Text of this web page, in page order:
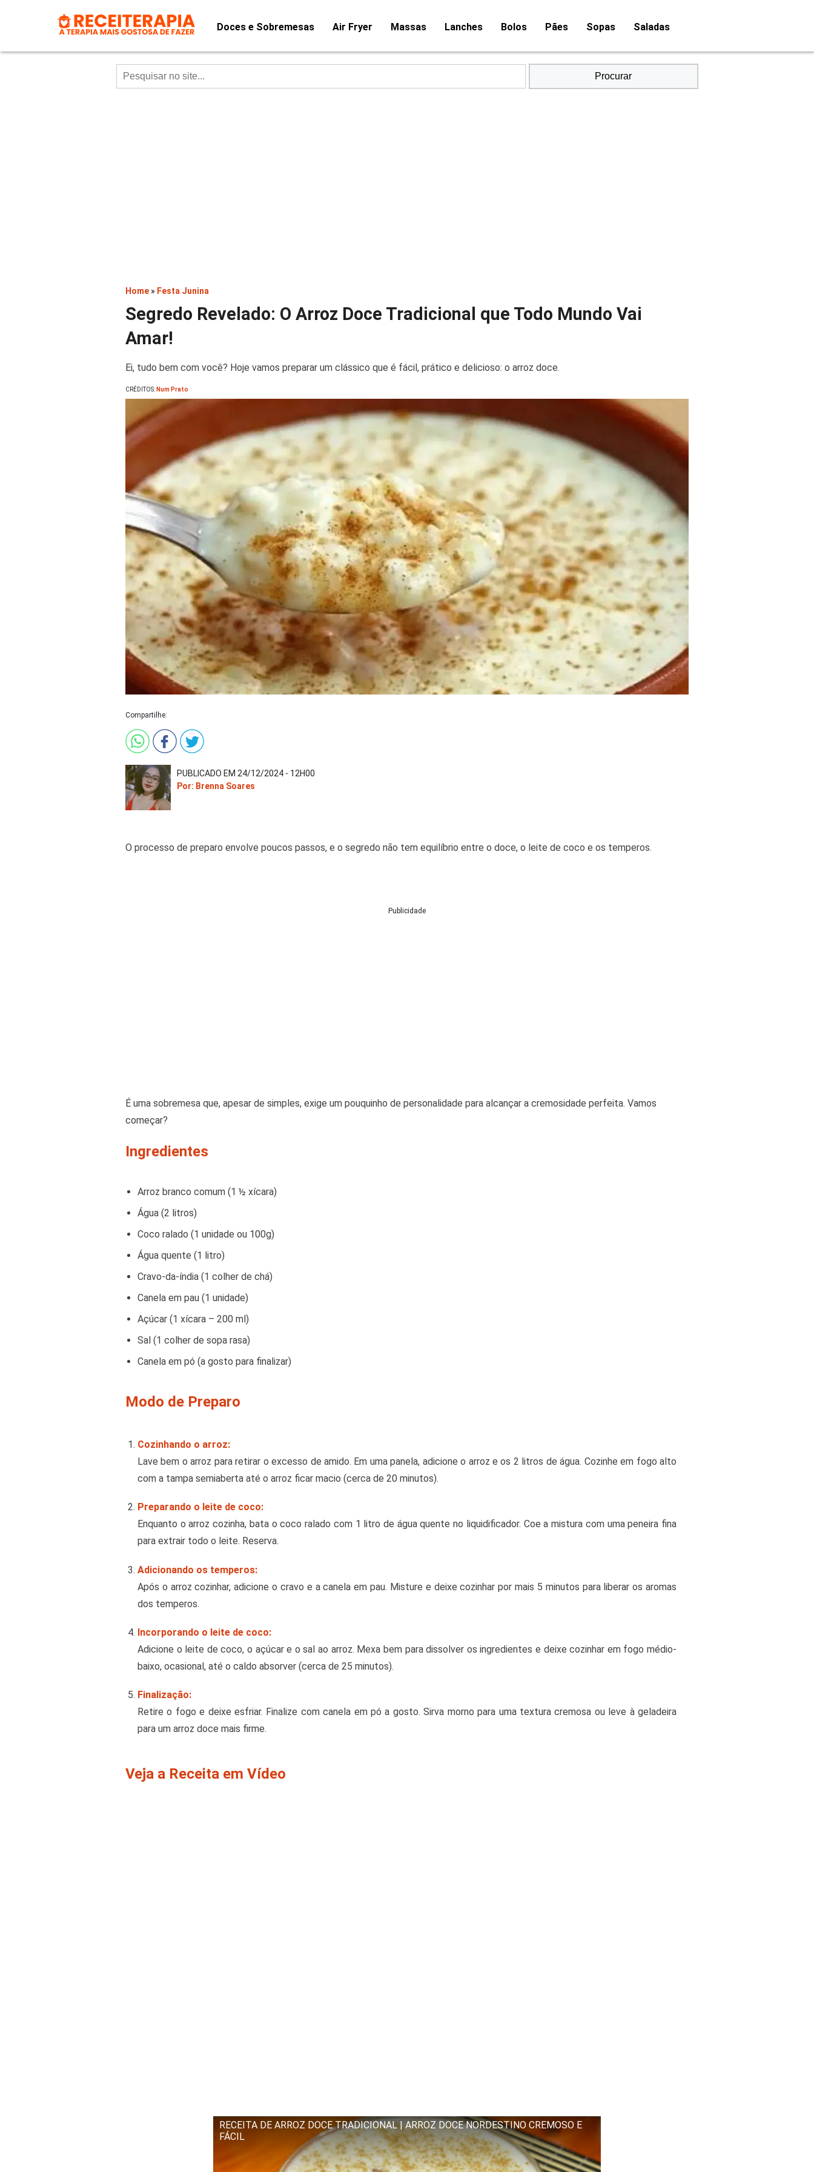
Doces e Sobremesas Air Fryer Massas Lanches Bolos Pães Sopas Saladas
Procurar
Home » Festa Junina
Segredo Revelado: O Arroz Doce Tradicional que Todo Mundo Vai
Amar!
Ei, tudo bem com você? Hoje vamos preparar um clássico que é fácil, prático e delicioso: o arroz doce.
CRÉDITOS: Num Prato
Compartilhe:
PUBLICADO EM 24/12/2024 - 12H00
Por: Brenna Soares
O processo de preparo envolve poucos passos, e o segredo não tem equilíbrio entre o doce, o leite de coco e os temperos.
Publicidade
É uma sobremesa que, apesar de simples, exige um pouquinho de personalidade para alcançar a cremosidade perfeita. Vamos
começar?
Ingredientes
Arroz branco comum (1 ½ xícara)
Água (2 litros)
Coco ralado (1 unidade ou 100g)
Água quente (1 litro)
Cravo-da-índia (1 colher de chá)
Canela em pau (1 unidade)
Açúcar (1 xícara – 200 ml)
Sal (1 colher de sopa rasa)
Canela em pó (a gosto para finalizar)
Modo de Preparo
Cozinhando o arroz:
Lave bem o arroz para retirar o excesso de amido. Em uma panela, adicione o arroz e os 2 litros de água. Cozinhe em fogo alto
com a tampa semiaberta até o arroz ficar macio (cerca de 20 minutos).
Preparando o leite de coco:
Enquanto o arroz cozinha, bata o coco ralado com 1 litro de água quente no liquidificador. Coe a mistura com uma peneira fina
para extrair todo o leite. Reserva.
Adicionando os temperos:
Após o arroz cozinhar, adicione o cravo e a canela em pau. Misture e deixe cozinhar por mais 5 minutos para liberar os aromas
dos temperos.
Incorporando o leite de coco:
Adicione o leite de coco, o açúcar e o sal ao arroz. Mexa bem para dissolver os ingredientes e deixe cozinhar em fogo médio-
baixo, ocasional, até o caldo absorver (cerca de 25 minutos).
Finalização:
Retire o fogo e deixe esfriar. Finalize com canela em pó a gosto. Sirva morno para uma textura cremosa ou leve à geladeira
para um arroz doce mais firme.
Veja a Receita em Vídeo
RECEITA DE ARROZ DOCE TRADICIONAL | ARROZ DOCE NORDESTINO CREMOSO E
FÁCIL